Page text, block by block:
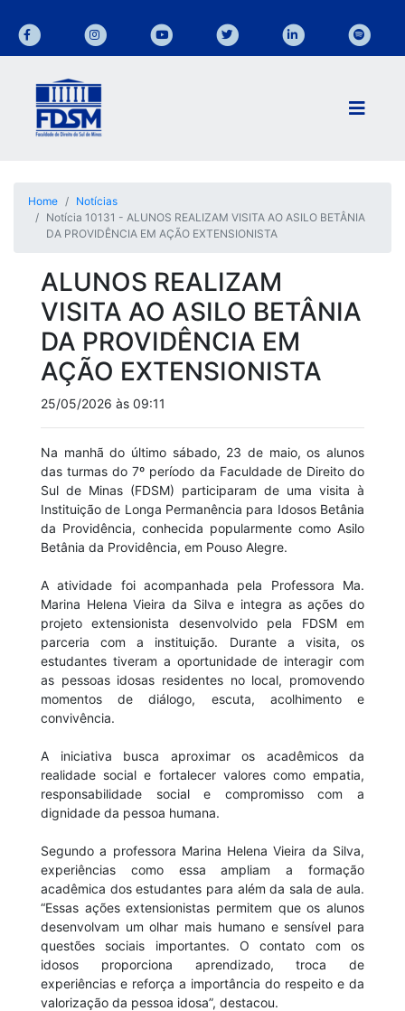
Home
Notícias
Notícia 10131 - ALUNOS REALIZAM VISITA AO ASILO BETÂNIA
DA PROVIDÊNCIA EM AÇÃO EXTENSIONISTA
ALUNOS REALIZAM
VISITA AO ASILO BETÂNIA
DA PROVIDÊNCIA EM
AÇÃO EXTENSIONISTA
25/05/2026 às 09:11
Na manhã do último sábado, 23 de maio, os alunos
das turmas do 7º período da Faculdade de Direito do
Sul de Minas (FDSM) participaram de uma visita à
Instituição de Longa Permanência para Idosos Betânia
da Providência, conhecida popularmente como Asilo
Betânia da Providência, em Pouso Alegre.
A atividade foi acompanhada pela Professora Ma.
Marina Helena Vieira da Silva e integra as ações do
projeto extensionista desenvolvido pela FDSM em
parceria com a instituição. Durante a visita, os
estudantes tiveram a oportunidade de interagir com
as pessoas idosas residentes no local, promovendo
momentos de diálogo, escuta, acolhimento e
convivência.
A iniciativa busca aproximar os acadêmicos da
realidade social e fortalecer valores como empatia,
responsabilidade social e compromisso com a
dignidade da pessoa humana.
Segundo a professora Marina Helena Vieira da Silva,
experiências como essa ampliam a formação
acadêmica dos estudantes para além da sala de aula.
“Essas ações extensionistas permitem que os alunos
desenvolvam um olhar mais humano e sensível para
questões sociais importantes. O contato com os
idosos proporciona aprendizado, troca de
experiências e reforça a importância do respeito e da
valorização da pessoa idosa”, destacou.